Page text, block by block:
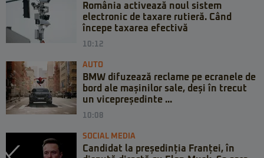
România activează noul sistem
electronic de taxare rutieră. Când
începe taxarea efectivă
10:12
AUTO
BMW difuzează reclame pe ecranele de
bord ale mașinilor sale, deși în trecut
un vicepreședinte ...
10:08
SOCIAL MEDIA
Candidat la președinția Franței, în